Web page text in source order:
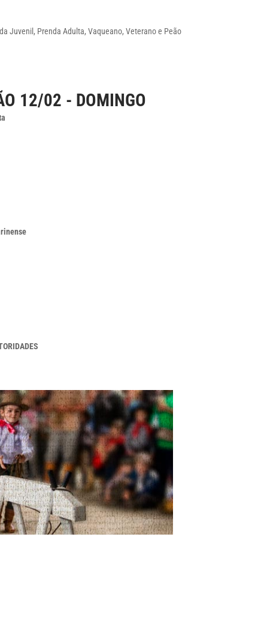
Juvenil, Prenda Adulta, Vaqueano, Veterano e Peão
12/02 - DOMINGO